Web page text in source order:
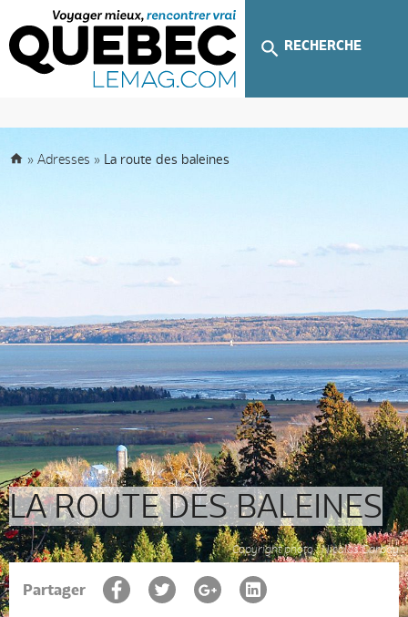
RECHERCHE
» Adresses » La route des baleines
LA ROUTE DES BALEINES
Copyright photo : Nicolas Garbay
Partager